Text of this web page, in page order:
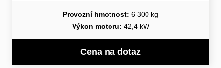
Provozní hmotnost: 6 300 kg
Výkon motoru: 42,4 kW
Cena na dotaz